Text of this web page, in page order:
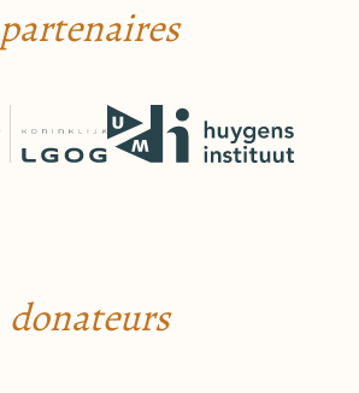
partenaires
donateurs